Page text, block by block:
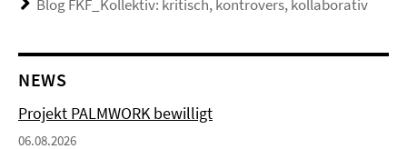
Blog FKF_Kollektiv: kritisch, kontrovers, kollaborativ
NEWS
Projekt PALMWORK bewilligt
06.08.2026